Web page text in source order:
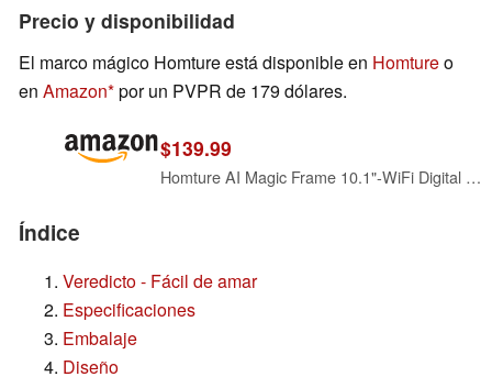
Precio y disponibilidad
El marco mágico Homture está disponible en Homtureo
en Amazon por un PVPR de 179 dólares.
$139.99
Homture AI Magic Frame 10.1"-WiFi Digital Picture Frame with 64GB,1920 x 1200 IPS FHD Touchscreen,Motion Sensor,Dynamic AI Photo,Unlimited Cloud Storage, Gifts for Birthday/Family/Home Decor
Índice
Veredicto - Fácil de amar
Especificaciones
Embalaje
Diseño